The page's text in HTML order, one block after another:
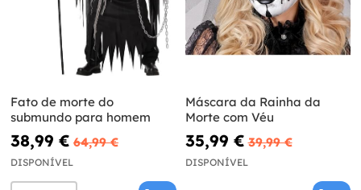
Fato de morte do
submundo para homem
38,99 € 64,99 €
DISPONÍVEL
Máscara da Rainha da
Morte com Véu
35,99 € 39,99 €
DISPONÍVEL